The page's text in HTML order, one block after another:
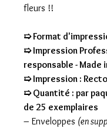
fleurs !!
➯ Format
➯ Impression
responsable - Made
➯ Impression :
➯ Quantité : par
de 25 exemplaires
– Enveloppes (en